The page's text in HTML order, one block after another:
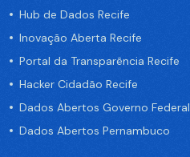
Hub de Dados Recife
Inovação Aberta Recife
Portal da Transparência Recife
Hacker Cidadão Recife
Dados Abertos Governo Federal
Dados Abertos Pernambuco